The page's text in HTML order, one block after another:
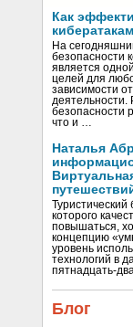
Как
кибератакам
На
безопасности
является
целей для
зависимости
безопасности
что и …
Наталья
Туристический
которого
повышаться,
концепцию
уровень
технологий в
пятнадцать-
Блог